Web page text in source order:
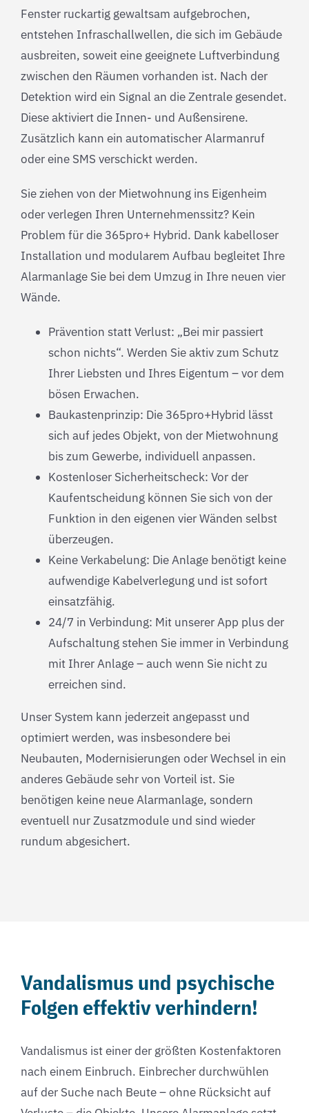
Fenster ruckartig gewaltsam aufgebrochen,
entstehen Infraschallwellen, die sich im Gebäude
ausbreiten, soweit eine geeignete Luftverbindung
zwischen den Räumen vorhanden ist. Nach der
Detektion wird ein Signal an die Zentrale gesendet.
Diese aktiviert die Innen- und Außensirene.
Zusätzlich kann ein automatischer Alarmanruf
oder eine SMS verschickt werden.
Sie ziehen von der Mietwohnung ins Eigenheim
oder verlegen Ihren Unternehmenssitz? Kein
Problem für die 365pro+ Hybrid. Dank kabelloser
Installation und modularem Aufbau begleitet Ihre
Alarmanlage Sie bei dem Umzug in Ihre neuen vier
Wände.
Prävention statt Verlust: „Bei mir passiert
schon nichts“. Werden Sie aktiv zum Schutz
Ihrer Liebsten und Ihres Eigentum – vor dem
bösen Erwachen.
Baukastenprinzip: Die 365pro+Hybrid lässt
sich auf jedes Objekt, von der Mietwohnung
bis zum Gewerbe, individuell anpassen.
Kostenloser Sicherheitscheck: Vor der
Kaufentscheidung können Sie sich von der
Funktion in den eigenen vier Wänden selbst
überzeugen.
Keine Verkabelung: Die Anlage benötigt keine
aufwendige Kabelverlegung und ist sofort
einsatzfähig.
24/7 in Verbindung: Mit unserer App plus der
Aufschaltung stehen Sie immer in Verbindung
mit Ihrer Anlage – auch wenn Sie nicht zu
erreichen sind.
Unser System kann jederzeit angepasst und
optimiert werden, was insbesondere bei
Neubauten, Modernisierungen oder Wechsel in ein
anderes Gebäude sehr von Vorteil ist. Sie
benötigen keine neue Alarmanlage, sondern
eventuell nur Zusatzmodule und sind wieder
rundum abgesichert.
Vandalismus und psychische
Folgen effektiv verhindern!
Vandalismus ist einer der größten Kostenfaktoren
nach einem Einbruch. Einbrecher durchwühlen
auf der Suche nach Beute – ohne Rücksicht auf